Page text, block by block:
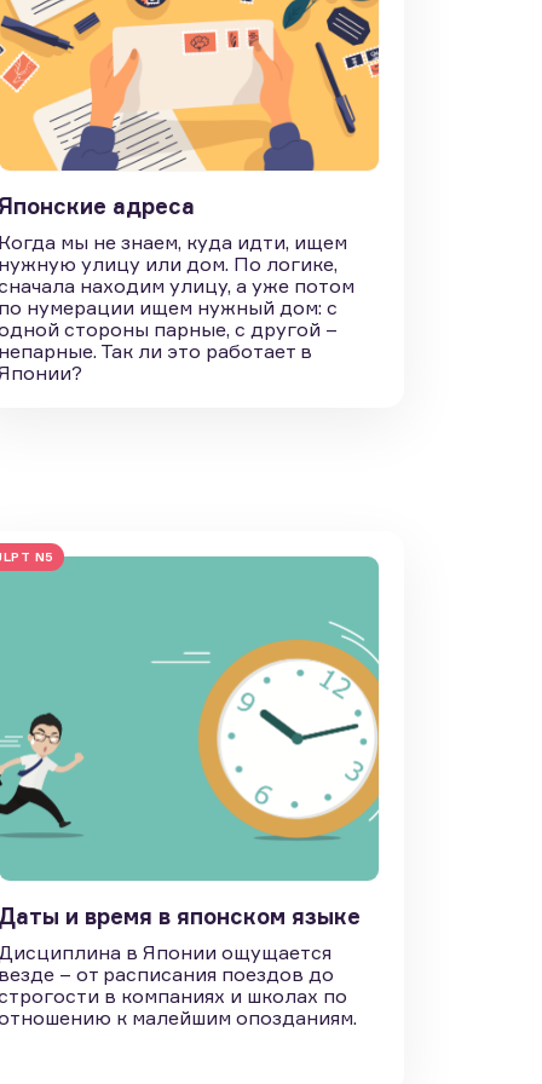
Японские адреса
Когда мы не знаем, куда идти, ищем
нужную улицу или дом. По логике,
находим улицу, а уже потом
по нумерации ищем нужный дом: с
стороны парные, с другой –
непарные. Так ли это работает в
N5
Даты и время в японском языке
в Японии ощущается
везде – от расписания поездов до
в компаниях и школах по
к малейшим опозданиям.